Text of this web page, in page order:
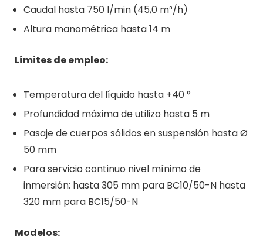
Caudal hasta 750 l/min (45,0 m³/h)
Altura manométrica hasta 14 m
Límites de empleo:
Temperatura del líquido hasta +40 °
Profundidad máxima de utilizo hasta 5 m
Pasaje de cuerpos sólidos en suspensión hasta Ø
50 mm
Para servicio continuo nivel mínimo de
inmersión: hasta 305 mm para BC10/50-N hasta
320 mm para BC15/50-N
Modelos: